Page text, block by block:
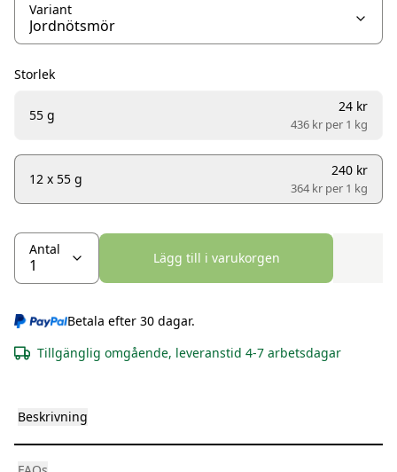
Variant
Storlek
55 g
24 kr
436 kr per 1 kg
12 x 55 g
240 kr
364 kr per 1 kg
Antal
Lägg till i varukorgen
Betala efter 30 dagar.
Tillgänglig omgående, leveranstid 4-7 arbetsdagar
Beskrivning